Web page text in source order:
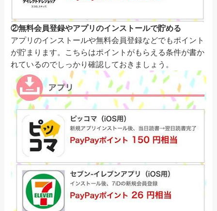
②無料会員登録やアプリのインストールで貯める
アプリのインストールや無料会員登録などでもポイント
が貯まります。こちらはポイントがもらえる条件が書か
れているのでしっかり確認しておきましょう。